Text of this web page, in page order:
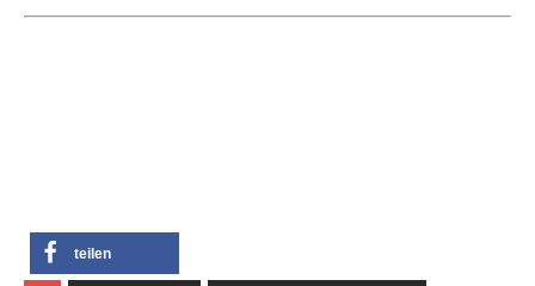
teilen